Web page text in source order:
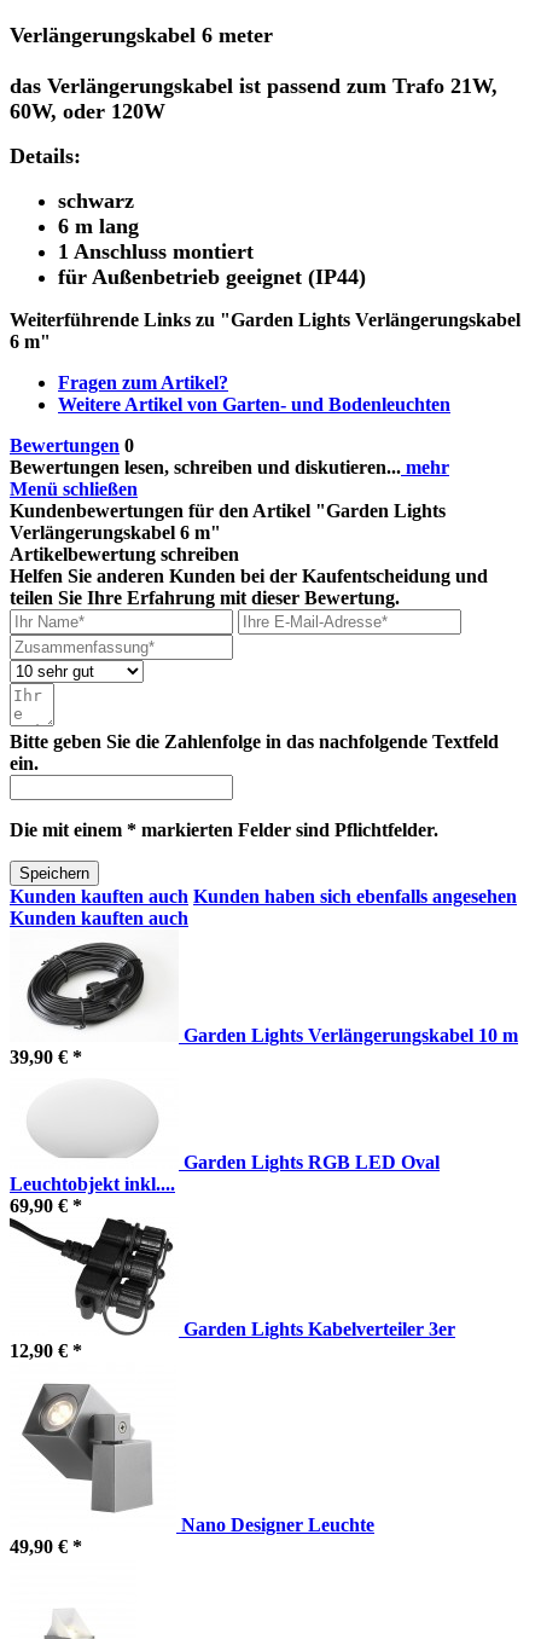
Verlängerungskabel 6 meter
das Verlängerungskabel ist passend zum Trafo 21W,
60W, oder 120W
Details:
schwarz
6 m lang
1 Anschluss montiert
für Außenbetrieb geeignet (IP44)
Weiterführende Links zu "Garden Lights Verlängerungskabel
6 m"
Fragen zum Artikel?
Weitere Artikel von Garten- und Bodenleuchten
Bewertungen 0
Bewertungen lesen, schreiben und diskutieren... mehr
Menü schließen
Kundenbewertungen für den Artikel "Garden Lights
Verlängerungskabel 6 m"
Artikelbewertung schreiben
Helfen Sie anderen Kunden bei der Kaufentscheidung und
teilen Sie Ihre Erfahrung mit dieser Bewertung.
Bitte geben Sie die Zahlenfolge in das nachfolgende Textfeld
ein.
Die mit einem * markierten Felder sind Pflichtfelder.
Speichern
Kunden kauften auch Kunden haben sich ebenfalls angesehen
Kunden kauften auch
Garden Lights Verlängerungskabel 10 m
39,90 € *
Garden Lights RGB LED Oval
Leuchtobjekt inkl....
69,90 € *
Garden Lights Kabelverteiler 3er
12,90 € *
Nano Designer Leuchte
49,90 € *